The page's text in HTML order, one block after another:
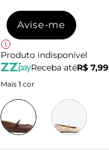
Avise-me
Produto indisponível
Receba atéR$ 7,99
Mais 1 cor